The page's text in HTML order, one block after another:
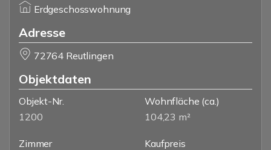
Erdgeschosswohnung
Adresse
72764 Reutlingen
Objektdaten
Objekt-Nr.
1200
Wohnfläche (ca.)
104,23 m²
Zimmer
Kaufpreis